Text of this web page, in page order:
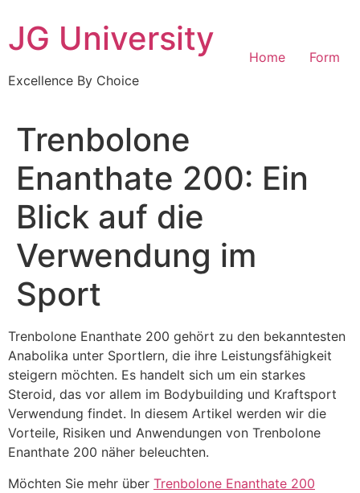
content
JG University
Excellence By Choice
Home Form
Trenbolone
Enanthate 200: Ein
Blick auf die
Verwendung im
Sport
Trenbolone Enanthate 200 gehört zu den bekanntesten
Anabolika unter Sportlern, die ihre Leistungsfähigkeit
steigern möchten. Es handelt sich um ein starkes
Steroid, das vor allem im Bodybuilding und Kraftsport
Verwendung findet. In diesem Artikel werden wir die
Vorteile, Risiken und Anwendungen von Trenbolone
Enanthate 200 näher beleuchten.
Möchten Sie mehr über Trenbolone Enanthate 200